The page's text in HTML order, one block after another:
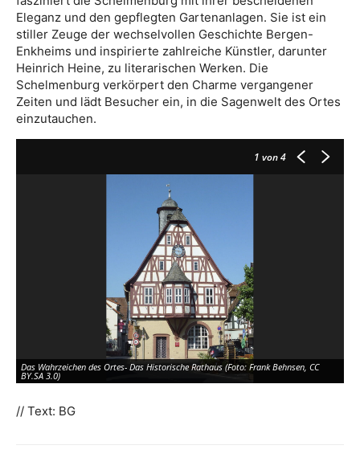
Eleganz und den gepflegten Gartenanlagen. Sie ist ein
stiller Zeuge der wechselvollen Geschichte Bergen-
Enkheims und inspirierte zahlreiche Künstler, darunter
Heinrich Heine, zu literarischen Werken. Die
Schelmenburg verkörpert den Charme vergangener
Zeiten und lädt Besucher ein, in die Sagenwelt des Ortes
einzutauchen.
1 von 4
Das Wahrzeichen des Ortes- Das Historische Rathaus (Foto: Frank Behnsen, CC
BY.SA 3.0)
// Text: BG